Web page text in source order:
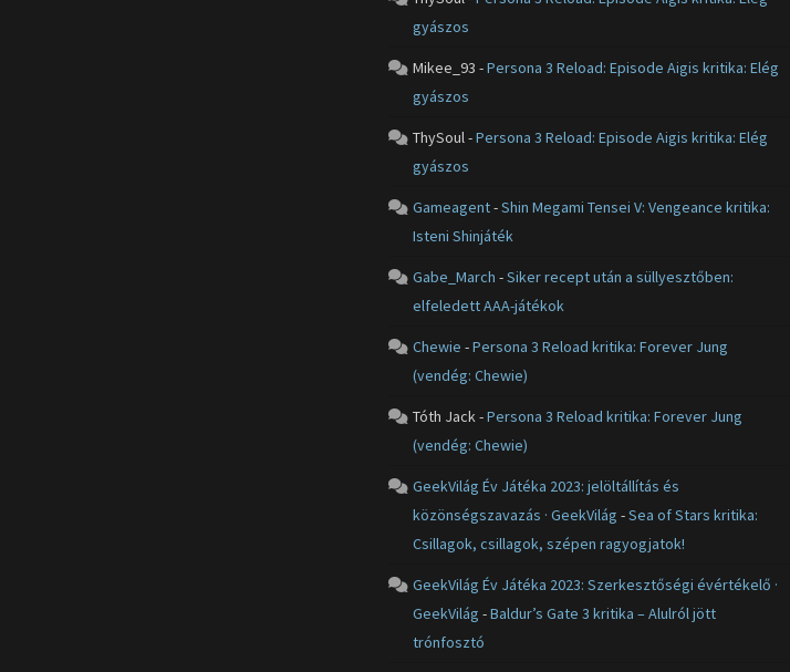
gyászos
Mikee_93 -Persona 3 Reload: Episode Aigis kritika: Elég
gyászos
ThySoul-Persona 3 Reload: Episode Aigis kritika: Elég
gyászos
Gameagent-Shin Megami Tensei V: Vengeance kritika:
Isteni Shinjáték
Gabe_March -Siker recept után a süllyesztőben:
elfeledett AAA-játékok
Chewie -Persona 3 Reload kritika: Forever Jung
(vendég: Chewie)
Tóth Jack-Persona 3 Reload kritika: Forever Jung
(vendég: Chewie)
GeekVilág Év Játéka 2023: jelöltállítás és
közönségszavazás · GeekVilág -Sea of Stars kritika:
Csillagok, csillagok, szépen ragyogjatok!
GeekVilág Év Játéka 2023: Szerkesztőségi évértékelő ·
GeekVilág -Baldur’s Gate 3 kritika – Alulról jött
trónfosztó